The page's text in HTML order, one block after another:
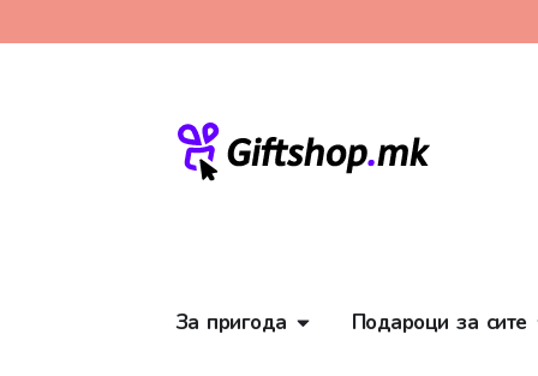
За пригода Подароци за сите